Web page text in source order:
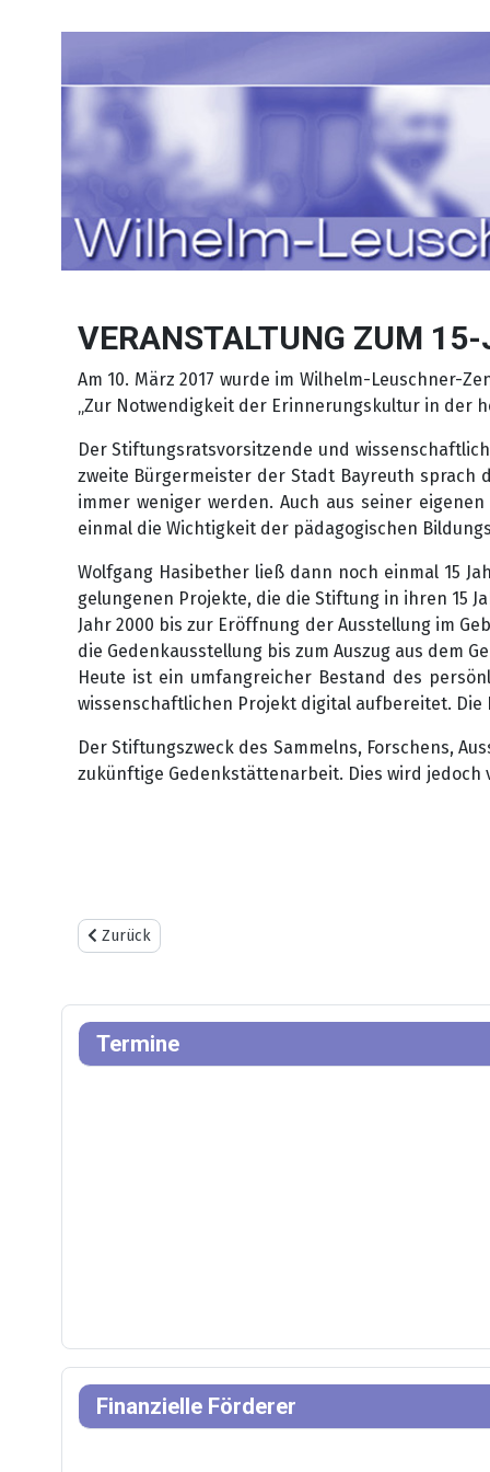
VERANSTALTUNG ZUM
Am 10. März 2017 wurde im Wilhelm-Leuschner-
„Zur Notwendigkeit der Erinnerungskultur in der
Der Stiftungsratsvorsitzende und
zweite Bürgermeister der Stadt Bayreuth sprach
immer weniger werden. Auch aus seiner
einmal die Wichtigkeit der pädagogischen
Wolfgang Hasibether ließ dann noch einmal 15
gelungenen Projekte, die die Stiftung in ihren 15
Jahr 2000 bis zur Eröffnung der Ausstellung im
die Gedenkausstellung bis zum Auszug aus dem
Heute ist ein umfangreicher Bestand des
wissenschaftlichen Projekt digital aufbereitet.
Der Stiftungszweck des Sammelns, Forschens,
zukünftige Gedenkstättenarbeit. Dies wird
Vorheriger Beitrag: INTERNATIONALER MUSEUMSTAG 2017
Zurück
Termine
Finanzielle Förderer